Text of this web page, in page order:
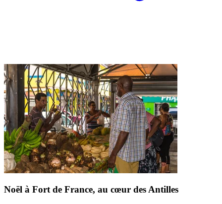
Noël à Fort de France, au cœur des Antilles